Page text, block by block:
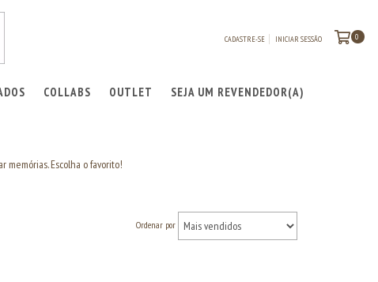
CADASTRE-SE INICIAR SESSÃO 0
COLLABS OUTLET SEJA UM REVENDEDOR(A)
memórias. Escolha o favorito!
Ordenar por